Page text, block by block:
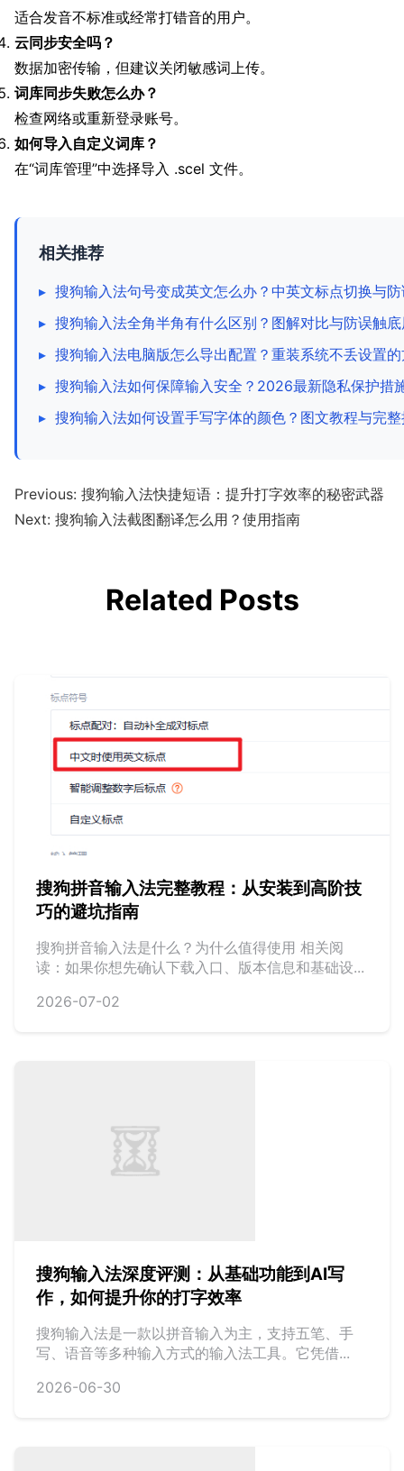
适合发音不标准或经常打错音的用户。
云同步安全吗？
数据加密传输，但建议关闭敏感词上传。
词库同步失败怎么办？
检查网络或重新登录账号。
如何导入自定义词库？
在“词库管理”中选择导入 .scel 文件。
相关推荐
▸ 搜狗输入法句号变成英文怎么办？中英文标点切换与
▸ 搜狗输入法全角半角有什么区别？图解对比与防误触
▸ 搜狗输入法电脑版怎么导出配置？重装系统不丢设置
▸ 搜狗输入法如何保障输入安全？2026最新隐私保护措
▸ 搜狗输入法如何设置手写字体的颜色？图文教程与完
Previous: 搜狗输入法快捷短语：提升打字效率的秘密武器
Next: 搜狗输入法截图翻译怎么用？使用指南
Related Posts
搜狗拼音输入法完整教程：从安装到高阶技
巧的避坑指南
搜狗拼音输入法是什么？为什么值得使用 相关阅
读：如果你想先确认下载入口、版本信息和基础设...
2026-07-02
搜狗输入法深度评测：从基础功能到AI写
作，如何提升你的打字效率
搜狗输入法是一款以拼音输入为主，支持五笔、手
写、语音等多种输入方式的输入法工具。它凭借...
2026-06-30